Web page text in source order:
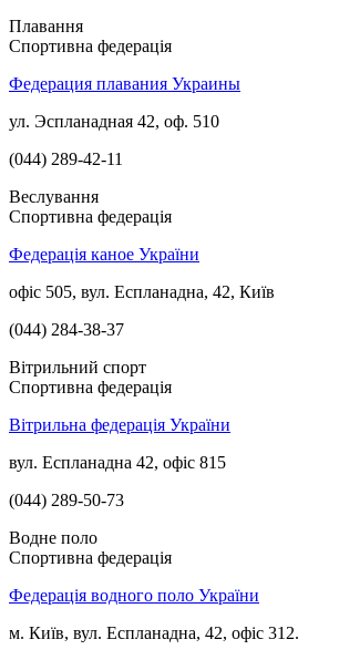
Плавання
Спортивна федерація
Федерация плавания Украины
ул. Эспланадная 42, оф. 510
(044) 289-42-11
Веслування
Спортивна федерація
Федерація каное України
офіс 505, вул. Еспланадна, 42, Київ
(044) 284-38-37
Вітрильний спорт
Спортивна федерація
Вітрильна федерація України
вул. Еспланадна 42, офіс 815
(044) 289-50-73
Водне поло
Спортивна федерація
Федерація водного поло України
м. Київ, вул. Еспланадна, 42, офіс 312.